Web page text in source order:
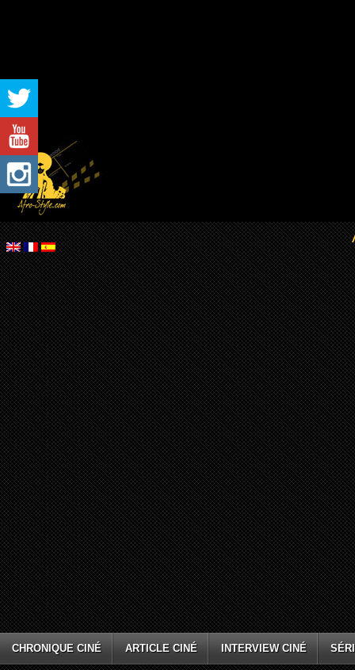
CHRONIQUE CINÉ ARTICLE CINÉ INTERVIEW CINÉ